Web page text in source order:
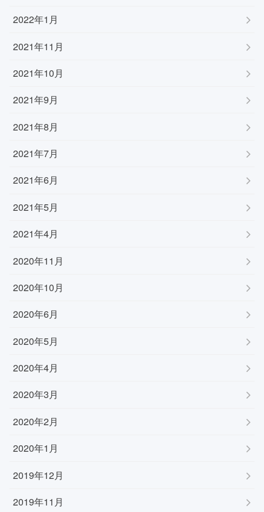
2022年1月
2021年11月
2021年10月
2021年9月
2021年8月
2021年7月
2021年6月
2021年5月
2021年4月
2020年11月
2020年10月
2020年6月
2020年5月
2020年4月
2020年3月
2020年2月
2020年1月
2019年12月
2019年11月